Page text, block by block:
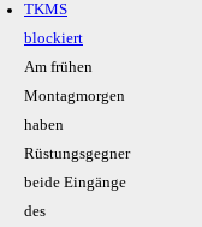
TKMS
blockiert
Am frühen
Montagmorgen
haben
Rüstungsgegner
beide Eingänge
des